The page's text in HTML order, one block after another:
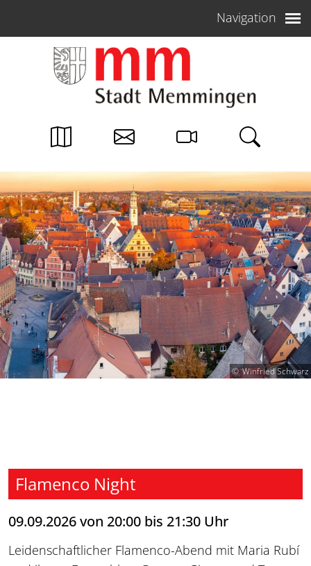
Navigation
Winfried Schwarz
Flamenco Night
09.09.2026 von 20:00 bis 21:30 Uhr
Leidenschaftlicher Flamenco-Abend mit Maria Rubí